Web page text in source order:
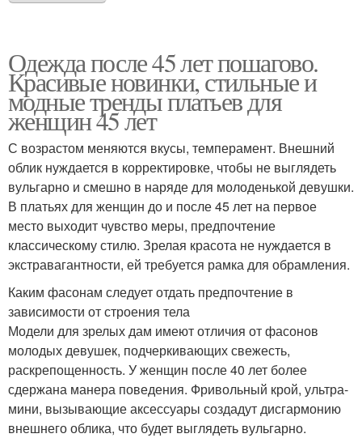
Одежда после 45 лет пошагово.
Красивые новинки, стильные и
модные тренды платьев для
женщин 45 лет
С возрастом меняются вкусы, темперамент. Внешний
облик нуждается в корректировке, чтобы не выглядеть
вульгарно и смешно в наряде для молоденькой девушки.
В платьях для женщин до и после 45 лет на первое
место выходит чувство меры, предпочтение
классическому стилю. Зрелая красота не нуждается в
экстравагантности, ей требуется рамка для обрамления.
Каким фасонам следует отдать предпочтение в
зависимости от строения тела
Модели для зрелых дам имеют отличия от фасонов
молодых девушек, подчеркивающих свежесть,
раскрепощенность. У женщин после 40 лет более
сдержана манера поведения. Фривольный крой, ультра-
мини, вызывающие аксессуары создадут дисгармонию
внешнего облика, что будет выглядеть вульгарно.